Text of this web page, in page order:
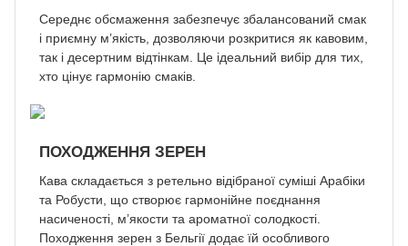
Середнє обсмаження забезпечує збалансований смак
і приємну м’якість, дозволяючи розкритися як кавовим,
так і десертним відтінкам. Це ідеальний вибір для тих,
хто цінує гармонію смаків.
ПОХОДЖЕННЯ ЗЕРЕН
Кава складається з ретельно відібраної суміші Арабіки
та Робусти, що створює гармонійне поєднання
насиченості, м’якости та ароматної солодкості.
Походження зерен з Бельгії додає їй особливого